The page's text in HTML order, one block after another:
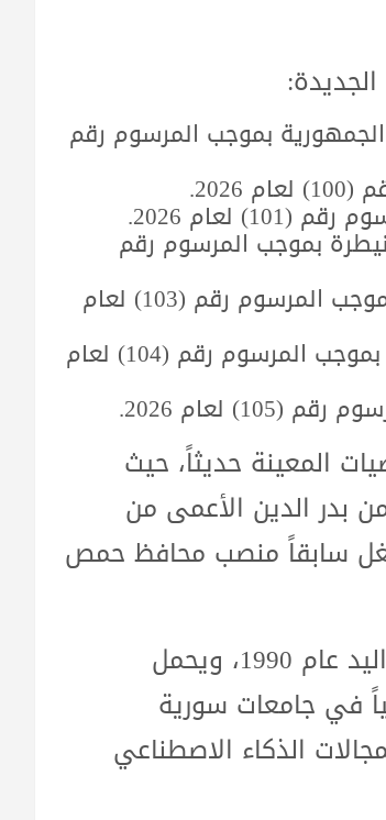
الجمهورية بموجب المرسوم رقم
لعام 2026.
بموجب المرسوم رقم
تعيين مرهف خالد النعسان محافظاً لمحافظة حمص بموجب المرسوم رقم (103) لعام
تعيين أحمد علي مصطفى محافظاً لمحافظة اللاذقية بموجب المرسوم رقم (104) لعام
لعام 2026.
المعينة حديثاً، حيث
بدر الدين الأعمى من
وشغل سابقاً منصب محافظ حمص
أما وزير الإعلام الجديد خالد فواز زعرور، فهو من مواليد عام 1990، ويحمل
في جامعات سورية
الذكاء الاصطناعي